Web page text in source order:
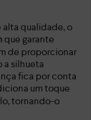
qualidade, o
que garante
de proporcionar
a silhueta
fica por conta
um toque
tornando-o